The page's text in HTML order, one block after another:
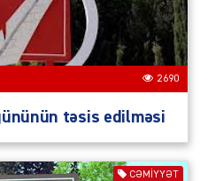
2690
təsis edilməsi
CƏMIYYƏT